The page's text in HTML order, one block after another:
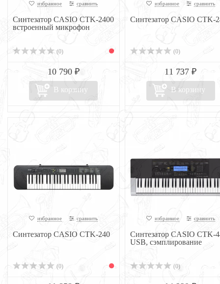
избранное сравнить
Синтезатор CASIO CTK-2400
встроенный микрофон
(0)
10 790 ₽
В корзину
избранное сравнить
Синтезатор CASIO CTK-
(0)
11 737 ₽
В корзину
избранное сравнить
Синтезатор CASIO CTK-240
(0)
избранное сравнить
Синтезатор CASIO CTK-
USB, сэмплирование
(0)